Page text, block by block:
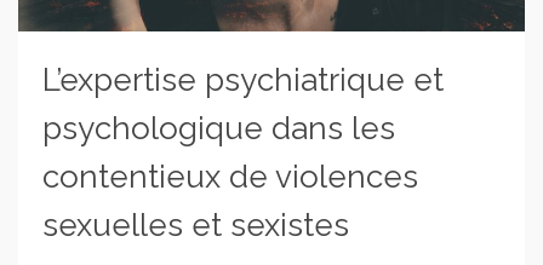
L’expertise psychiatrique et
psychologique dans les
contentieux de violences
sexuelles et sexistes